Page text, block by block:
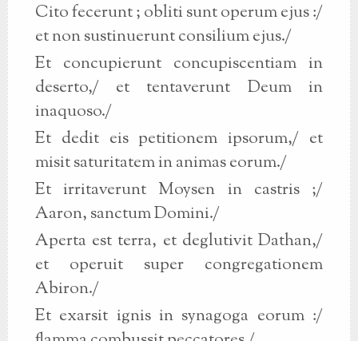
Cito fecerunt ; obliti sunt operum ejus :/
et non sustinuerunt consilium ejus./
Et concupierunt concupiscentiam in
deserto,/ et tentaverunt Deum in
inaquoso./
Et dedit eis petitionem ipsorum,/ et
misit saturitatem in animas eorum./
Et irritaverunt Moysen in castris ;/
Aaron, sanctum Domini./
Aperta est terra, et deglutivit Dathan,/
et operuit super congregationem
Abiron./
Et exarsit ignis in synagoga eorum :/